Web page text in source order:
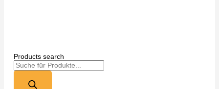
Products search